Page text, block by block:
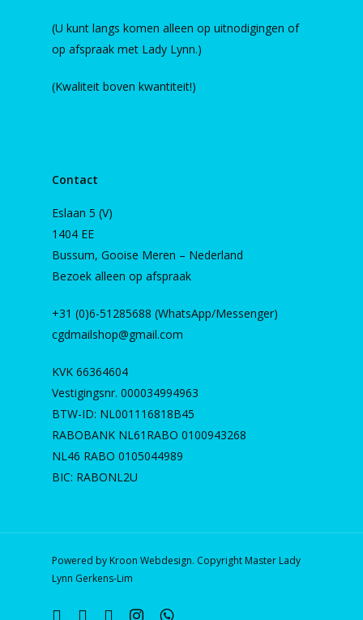
(U kunt langs komen alleen op uitnodigingen of
op afspraak met Lady Lynn.)
(Kwaliteit boven kwantiteit!)
Contact
Eslaan 5 (V)
1404 EE
Bussum, Gooise Meren – Nederland
Bezoek alleen op afspraak
+31 (0)6-51285688 (WhatsApp/Messenger)
cgdmailshop@gmail.com
KVK 66364604
Vestigingsnr. 000034994963
BTW-ID: NL001116818B45
RABOBANK NL61RABO 0100943268
NL46 RABO 0105044989
BIC: RABONL2U
Powered by Kroon Webdesign. Copyright Master Lady
Lynn Gerkens-Lim
twitter facebooklinkedininstagramwhatsapp